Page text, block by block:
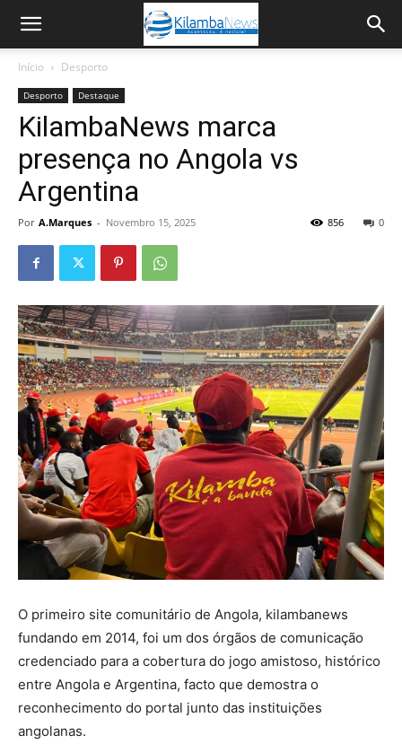
Início Desporto
Desporto Destaque
KilambaNews marca
presença no Angola vs
Argentina
Por A.Marques - Novembro 15, 2025 0
856
O primeiro site comunitário de Angola, kilambanews
fundando em 2014, foi um dos órgãos de comunicação
credenciado para a cobertura do jogo amistoso, histórico
entre Angola e Argentina, facto que demostra o
reconhecimento do portal junto das instituições
angolanas.